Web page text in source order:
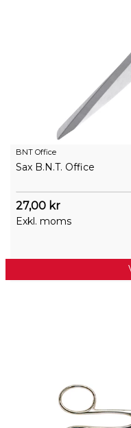
BNT Office
Sax B.N.T. Office
27,00 kr
Exkl. moms